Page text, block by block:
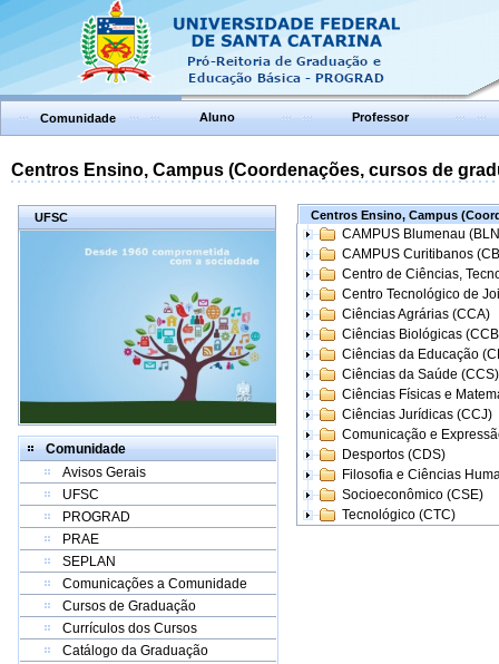
Comunidade Aluno Professor
Centros Ensino, Campus (Coordenações, cursos de
UFSC
Comunidade
Avisos Gerais
UFSC
PROGRAD
PRAE
SEPLAN
Comunicações a Comunidade
Cursos de Graduação
Currículos dos Cursos
Catálogo da Graduação
Centros Ensino, Campus
CAMPUS Blumenau
CAMPUS Curitibanos
Centro de Ciências,
Centro Tecnológico de
Ciências Agrárias (CCA)
Ciências Biológicas
Ciências da Educação
Ciências da Saúde (CCS)
Ciências Físicas e
Ciências Jurídicas (CCJ)
Comunicação e
Desportos (CDS)
Filosofia e Ciências
Socioeconômico (CSE)
Tecnológico (CTC)